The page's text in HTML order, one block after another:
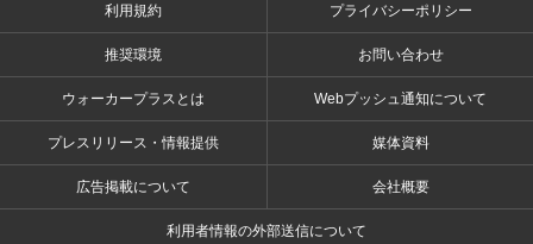
利用規約 プライバシーポリシー
推奨環境 お問い合わせ
ウォーカープラスとは Webプッシュ通知について
プレスリリース・情報提供 媒体資料
広告掲載について 会社概要
利用者情報の外部送信について